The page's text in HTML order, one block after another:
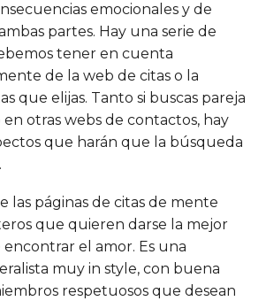
emocionales y de
partes. Hay una serie de
tener en cuenta
de la web de citas o la
que elijas. Tanto si buscas pareja
otras webs de contactos, hay
que harán que la búsqueda
las páginas de citas de mente
que quieren darse la mejor
el amor. Es una
muy in style, con buena
respetuosos que desean